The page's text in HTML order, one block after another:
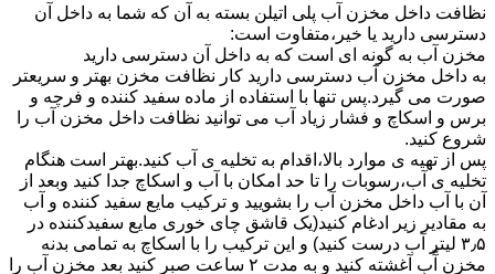
نظافت داخل مخزن آب پلی اتیلن بسته به آن که شما به داخل آن
دسترسی دارید یا خیر،متفاوت است:
مخزن آب به گونه ای است که به داخل آن دسترسی دارید
به داخل مخزن آب دسترسی دارید کار نظافت مخزن بهتر و سریعتر
صورت می گیرد.پس تنها با استفاده از ماده سفید کننده و فرچه و
برس و اسکاچ و فشار زیاد آب می توانید نظافت داخل مخزن آب را
شروع کنید.
پس از تهیه ی موارد بالا،اقدام به تخلیه ی آب کنید.بهتر است هنگام
تخلیه ی آب،رسوبات را تا حد امکان با آب و اسکاچ جدا کنید وبعد از
آن با آب داخل مخزن آب را بشویید و ترکیب مایع سفید کننده و آب
به مقادیر زیر ادغام کنید(یک قاشق چای خوری مایع سفیدکننده در
۳٫۵ لیتر آب درست کنید) و این ترکیب را با اسکاچ به تمامی بدنه
مخزن آّب آغشته کنید و به مدت ۲ ساعت صبر کنید بعد مخزن آب را